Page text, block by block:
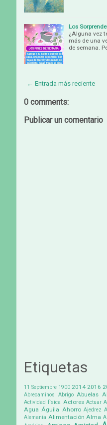
Los
¿Alguna vez
más de una
de semana.
← Entrada más reciente
0 comments:
Publicar un comentario
Etiquetas
11 Septiembre 1900 2014 2016
Abrecaminos Abrigo Abuelas
Actividad física Actores Actuar
Agua Águila Ahorro Ajedrez
Alemania Alimentación Alma